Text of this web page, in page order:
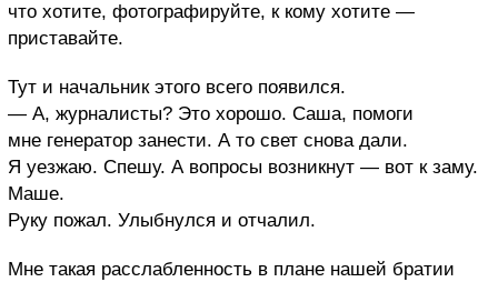
что хотите, фотографируйте, к кому хотите —
приставайте.
Тут и начальник этого всего появился.
— А, журналисты? Это хорошо. Саша, помоги
мне генератор занести. А то свет снова дали.
Я уезжаю. Спешу. А вопросы возникнут — вот к заму.
Маше.
Руку пожал. Улыбнулся и отчалил.
Мне такая расслабленность в плане нашей братии